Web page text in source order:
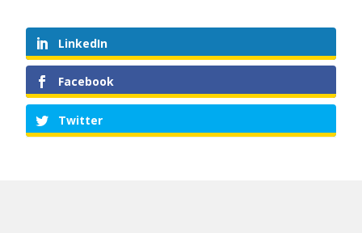
LinkedIn
Facebook
Twitter